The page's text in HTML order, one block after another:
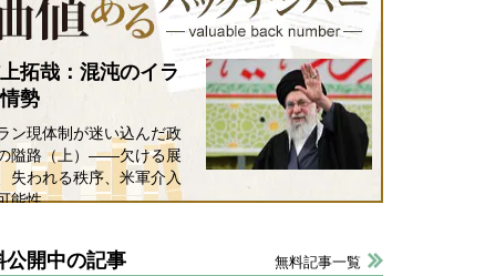
も理解してほしい「極東
年体制」における日米韓安
協力の意味
泰明
5月15日
ホルムズ海峡危機で加速したエ
ネルギー転換が「中国依存」に
行き着くリスク
小山堅
2026年5月14日
拓哉：混沌のイラ
勢
ン現体制が迷い込んだ政
隘路（上）――欠ける展
失われる秩序、米軍介入
能性
公開中の記事 無料記事一覧